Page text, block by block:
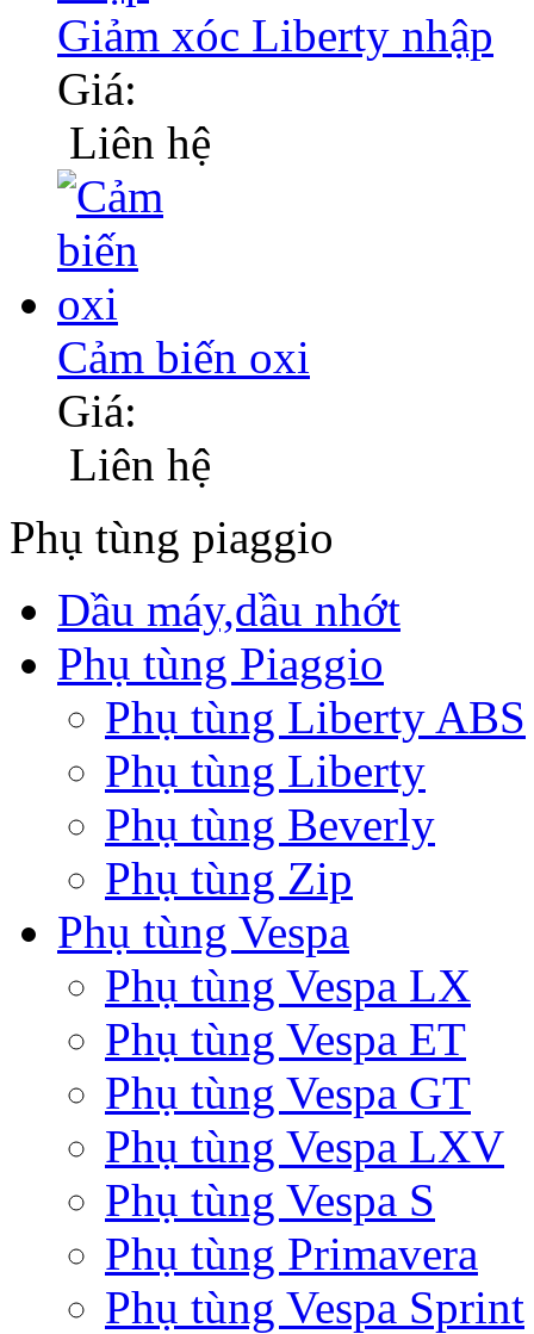
Giảm xóc Liberty nhập
Giá:
Liên hệ
Cảm biến oxi
Giá:
Liên hệ
Phụ tùng piaggio
Dầu máy,dầu nhớt
Phụ tùng Piaggio
Phụ tùng Liberty ABS
Phụ tùng Liberty
Phụ tùng Beverly
Phụ tùng Zip
Phụ tùng Vespa
Phụ tùng Vespa LX
Phụ tùng Vespa ET
Phụ tùng Vespa GT
Phụ tùng Vespa LXV
Phụ tùng Vespa S
Phụ tùng Primavera
Phụ tùng Vespa Sprint